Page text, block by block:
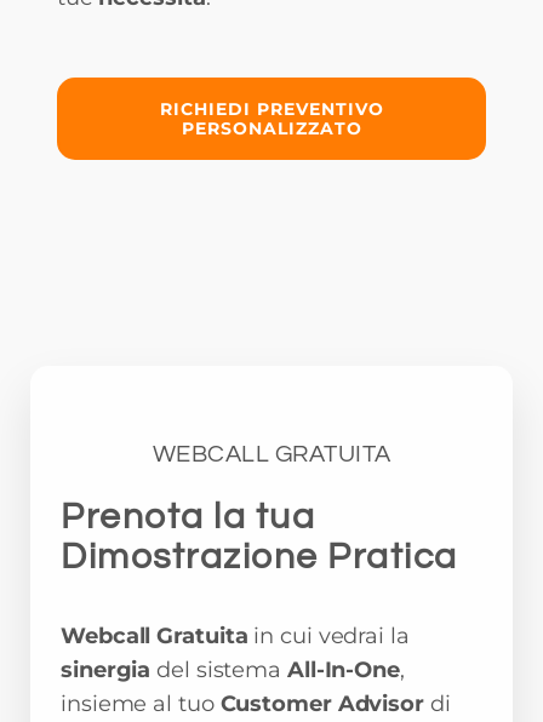
RICHIEDI PREVENTIVO
PERSONALIZZATO
WEBCALL GRATUITA
Prenota la tua
Dimostrazione Pratica
Webcall Gratuita in cui vedrai la
sinergia del sistema All-In-One,
insieme al tuo Customer Advisordi